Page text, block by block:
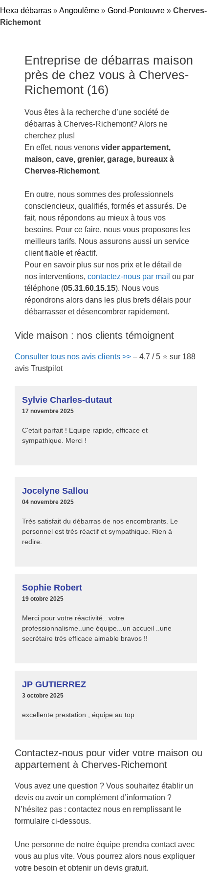
Hexa débarras »Angoulême » Gond-Pontouvre » Cherves-
Richemont
Entreprise de débarras maison
près de chez vous à Cherves-
Richemont (16)
Vous êtes à la recherche d’une société de
débarras à Cherves-Richemont? Alors ne
cherchez plus!
En effet, nous venons vider appartement,
maison, cave, grenier, garage, bureaux à
Cherves-Richemont.
En outre, nous sommes des professionnels
consciencieux, qualifiés, formés et assurés. De
fait, nous répondons au mieux à tous vos
besoins. Pour ce faire, nous vous proposons les
meilleurs tarifs. Nous assurons aussi un service
client fiable et réactif.
Pour en savoir plus sur nos prix et le détail de
nos interventions, contactez-nous par mail ou par
téléphone (05.31.60.15.15). Nous vous
répondrons alors dans les plus brefs délais pour
débarrasser et désencombrer rapidement.
Vide maison : nos clients témoignent
Consulter tous nos avis clients >> – 4,7 / 5 ⭐ sur 188
avis Trustpilot
Sylvie Charles-dutaut
17 novembre 2025
C'etait parfait ! Equipe rapide, efficace et
sympathique. Merci !
Jocelyne Sallou
04 novembre 2025
Très satisfait du débarras de nos encombrants. Le
personnel est très réactif et sympathique. Rien à
redire.
Sophie Robert
19 otobre 2025
Merci pour votre réactivité.. votre
professionnalisme..une équipe...un accueil ..une
secrétaire très efficace aimable bravos !!
JP GUTIERREZ
3 octobre 2025
excellente prestation , équipe au top
Contactez-nous pour vider votre maison ou
appartement à Cherves-Richemont
Vous avez une question ? Vous souhaitez établir un
devis ou avoir un complément d’information ?
N’hésitez pas : contactez nous en remplissant le
formulaire ci-dessous.
Une personne de notre équipe prendra contact avec
vous au plus vite. Vous pourrez alors nous expliquer
votre besoin et obtenir un devis gratuit.